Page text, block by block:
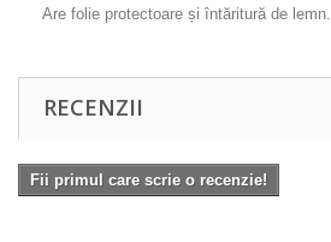
Are folie protectoare și întăritură de lemn.
RECENZII
Fii primul care scrie o recenzie!